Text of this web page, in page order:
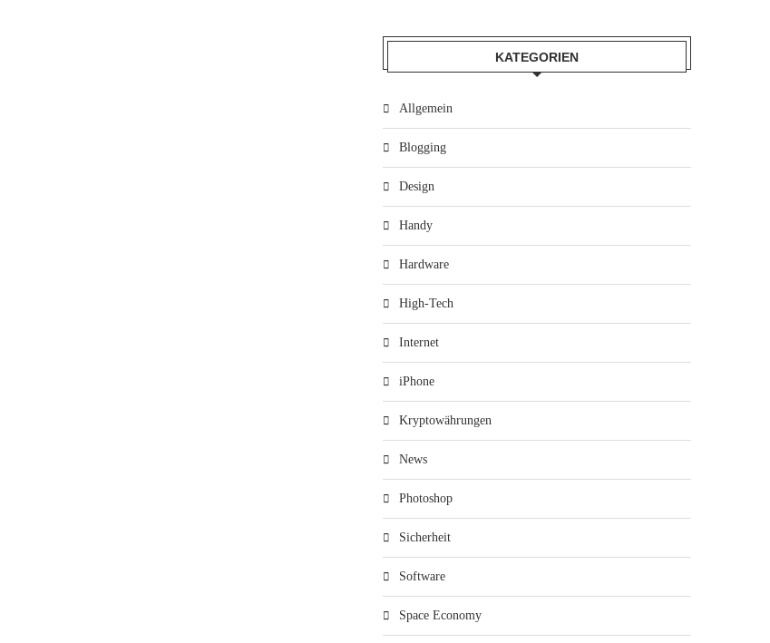
KATEGORIEN
Allgemein
Blogging
Design
Handy
Hardware
High-Tech
Internet
iPhone
Kryptowährungen
News
Photoshop
Sicherheit
Software
Space Economy